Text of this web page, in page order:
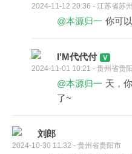
2024-11-12 20:36 - 江苏省苏
@本源归一 你可
I'M代代付
2024-11-01 10:21 - 贵州省贵
@本源归一 天，
了~
刘郎
2024-10-30 11:32 - 贵州省贵阳市